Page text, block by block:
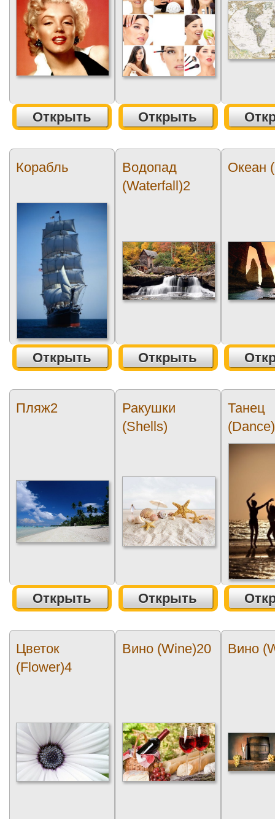
Открыть Открыть
Корабль
Открыть
Водопад
(Waterfall)2
Открыть
Океан
Пляж2
Открыть
Ракушки
(Shells)
Открыть
Танец
Цветок
(Flower)4
Вино (Wine)20 Вино